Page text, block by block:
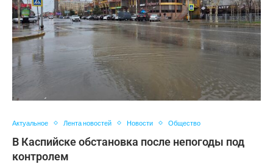
Актуальное Лента новостей Новости Общество
В Каспийске обстановка после непогоды под
контролем